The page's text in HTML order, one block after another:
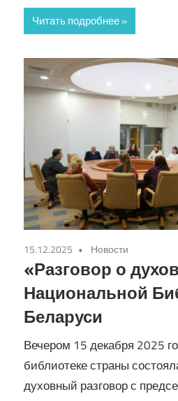
Читать подробнее
15.12.2025 Новости
«Разговор о
Национальной
Беларуси
Вечером 15 декабря 2025
библиотеке страны
духовный разговор с